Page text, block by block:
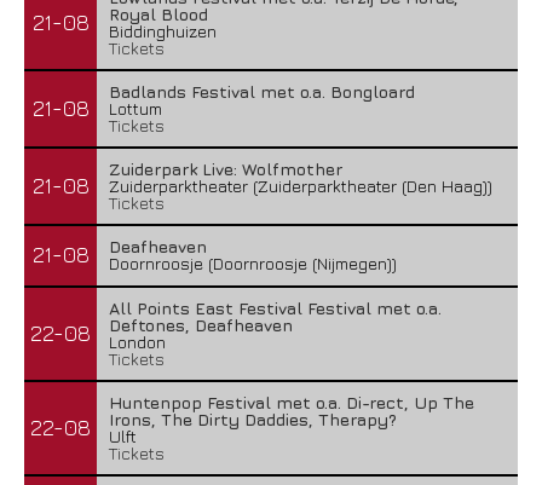
21-08
Royal Blood
Biddinghuizen
Tickets
21-08
Badlands Festival met o.a. Bongloard
Lottum
Tickets
21-08
Zuiderpark Live: Wolfmother
Zuiderparktheater (Zuiderparktheater (Den Haag))
Tickets
21-08
Deafheaven
Doornroosje (Doornroosje (Nijmegen))
22-08
All Points East Festival Festival met o.a.
Deftones, Deafheaven
London
Tickets
22-08
Huntenpop Festival met o.a. Di-rect, Up The
Irons, The Dirty Daddies, Therapy?
Ulft
Tickets